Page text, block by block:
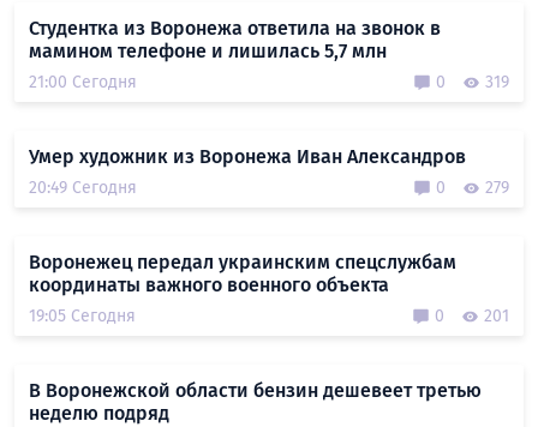
Студентка из Воронежа ответила на звонок в
мамином телефоне и лишилась 5,7 млн
21:00 Сегодня 0 319
Умер художник из Воронежа Иван Александров
20:49 Сегодня 0 279
Воронежец передал украинским спецслужбам
координаты важного военного объекта
19:05 Сегодня 0 201
В Воронежской области бензин дешевеет третью
неделю подряд